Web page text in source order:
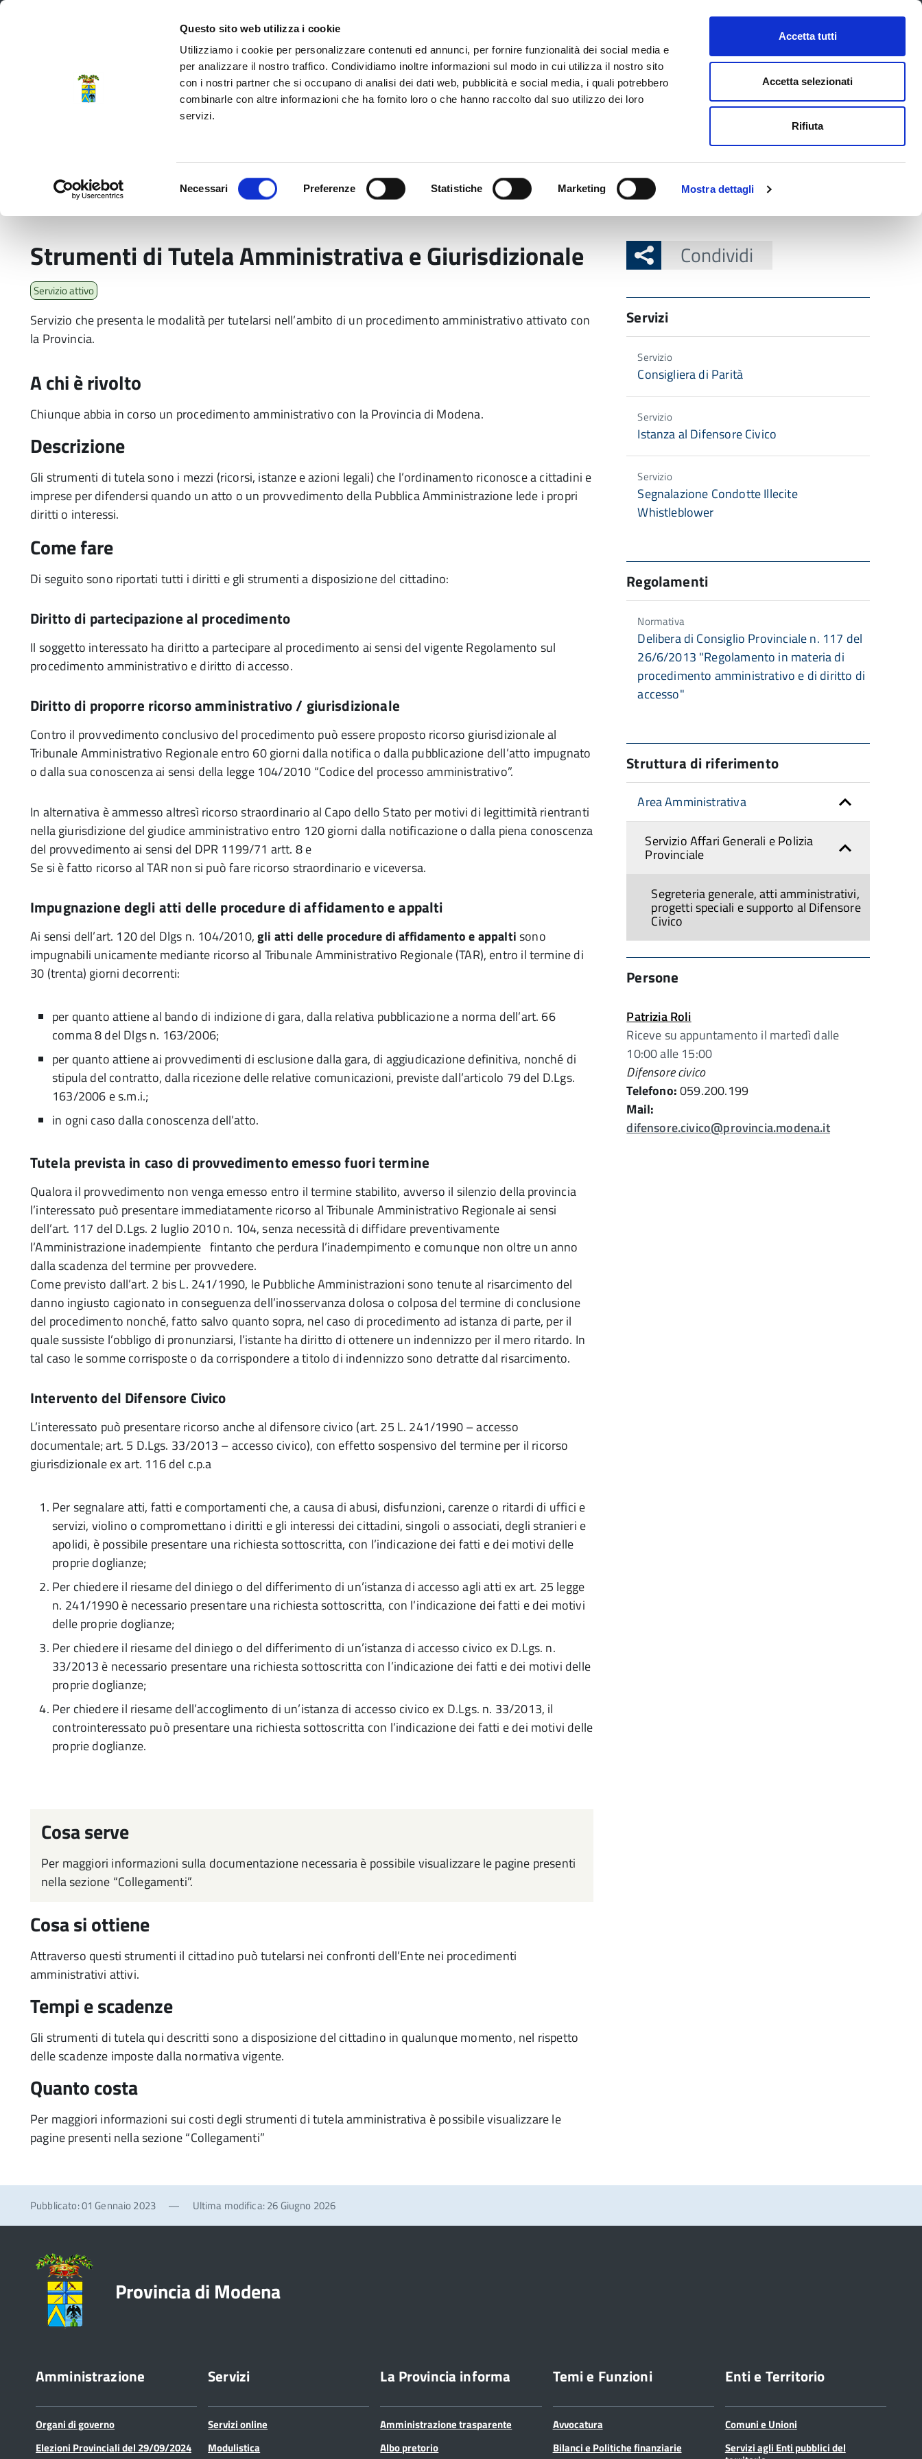
Questo sito web utilizza i cookie
Utilizziamo i cookie per personalizzare contenuti ed annunci, per fornire funzionalità dei social media e
per analizzare il nostro traffico. Condividiamo inoltre informazioni sul modo in cui utilizza il nostro sito
con i nostri partner che si occupano di analisi dei dati web, pubblicità e social media, i quali potrebbero
combinarle con altre informazioni che ha fornito loro o che hanno raccolto dal suo utilizzo dei loro
servizi.
Necessari Preferenze Statistiche Marketing Mostra dettagli
Accetta tutti
Accetta selezionati
Rifiuta
CONTATTI URP SERVIZI ONLINE
Provincia di Modena
Seguici su FacebookTwitterInstagram
LinkedIn
cerca nel sito
Strumenti di Tutela Amministrativa e Giurisdizionale
Servizio attivo
Servizio che presenta le modalità per tutelarsi nell’ambito di un procedimento amministrativo attivato con
la Provincia.
A chi è rivolto
Chiunque abbia in corso un procedimento amministrativo con la Provincia di Modena.
Descrizione
Gli strumenti di tutela sono i mezzi (ricorsi, istanze e azioni legali) che l’ordinamento riconosce a cittadini e
imprese per difendersi quando un atto o un provvedimento della Pubblica Amministrazione lede i propri
diritti o interessi.
Come fare
Di seguito sono riportati tutti i diritti e gli strumenti a disposizione del cittadino:
Diritto di partecipazione al procedimento
Il soggetto interessato ha diritto a partecipare al procedimento ai sensi del vigente Regolamento sul
procedimento amministrativo e diritto di accesso.
Diritto di proporre ricorso amministrativo / giurisdizionale
Contro il provvedimento conclusivo del procedimento può essere proposto ricorso giurisdizionale al
Tribunale Amministrativo Regionale entro 60 giorni dalla notifica o dalla pubblicazione dell’atto impugnato
o dalla sua conoscenza ai sensi della legge 104/2010 “Codice del processo amministrativo”.
In alternativa è ammesso altresì ricorso straordinario al Capo dello Stato per motivi di legittimità rientranti
nella giurisdizione del giudice amministrativo entro 120 giorni dalla notificazione o dalla piena conoscenza
del provvedimento ai sensi del DPR 1199/71 artt. 8 e
Se si è fatto ricorso al TAR non si può fare ricorso straordinario e viceversa.
Impugnazione degli atti delle procedure di affidamento e appalti
Ai sensi dell’art. 120 del Dlgs n. 104/2010,gli atti delle procedure di affidamento e appaltisono
impugnabili unicamente mediante ricorso al Tribunale Amministrativo Regionale (TAR), entro il termine di
30 (trenta) giorni decorrenti:
per quanto attiene al bando di indizione di gara, dalla relativa pubblicazione a norma dell’art. 66
comma 8 del Dlgs n. 163/2006;
per quanto attiene ai provvedimenti di esclusione dalla gara, di aggiudicazione definitiva, nonché di
stipula del contratto, dalla ricezione delle relative comunicazioni, previste dall’articolo 79 del D.Lgs.
163/2006 e s.m.i.;
in ogni caso dalla conoscenza dell’atto.
Tutela prevista in caso di provvedimento emesso fuori termine
Qualora il provvedimento non venga emesso entro il termine stabilito, avverso il silenzio della provincia
l’interessato può presentare immediatamente ricorso al Tribunale Amministrativo Regionale ai sensi
dell’art. 117 del D.Lgs. 2 luglio 2010 n. 104, senza necessità di diffidare preventivamente
l’Amministrazione inadempiente fintanto che perdura l’inadempimento e comunque non oltre un anno
dalla scadenza del termine per provvedere.
Come previsto dall’art. 2 bis L. 241/1990, le Pubbliche Amministrazioni sono tenute al risarcimento del
danno ingiusto cagionato in conseguenza dell’inosservanza dolosa o colposa del termine di conclusione
del procedimento nonché, fatto salvo quanto sopra, nel caso di procedimento ad istanza di parte, per il
quale sussiste l’obbligo di pronunziarsi, l’istante ha diritto di ottenere un indennizzo per il mero ritardo. In
tal caso le somme corrisposte o da corrispondere a titolo di indennizzo sono detratte dal risarcimento.
Intervento del Difensore Civico
L’interessato può presentare ricorso anche al difensore civico (art. 25 L. 241/1990 – accesso
documentale; art. 5 D.Lgs. 33/2013 – accesso civico), con effetto sospensivo del termine per il ricorso
giurisdizionale ex art. 116 del c.p.a
Per segnalare atti, fatti e comportamenti che, a causa di abusi, disfunzioni, carenze o ritardi di uffici e
servizi, violino o compromettano i diritti e gli interessi dei cittadini, singoli o associati, degli stranieri e
apolidi, è possibile presentare una richiesta sottoscritta, con l’indicazione dei fatti e dei motivi delle
proprie doglianze;
Per chiedere il riesame del diniego o del differimento di un’istanza di accesso agli atti ex art. 25 legge
n. 241/1990 è necessario presentare una richiesta sottoscritta, con l’indicazione dei fatti e dei motivi
delle proprie doglianze;
Per chiedere il riesame del diniego o del differimento di un’istanza di accesso civico ex D.Lgs. n.
33/2013 è necessario presentare una richiesta sottoscritta con l’indicazione dei fatti e dei motivi delle
proprie doglianze;
Per chiedere il riesame dell’accoglimento di un’istanza di accesso civico ex D.Lgs. n. 33/2013, il
controinteressato può presentare una richiesta sottoscritta con l’indicazione dei fatti e dei motivi delle
proprie doglianze.
Cosa serve
Per maggiori informazioni sulla documentazione necessaria è possibile visualizzare le pagine presenti
nella sezione “Collegamenti”.
Cosa si ottiene
Attraverso questi strumenti il cittadino può tutelarsi nei confronti dell’Ente nei procedimenti
amministrativi attivi.
Tempi e scadenze
Gli strumenti di tutela qui descritti sono a disposizione del cittadino in qualunque momento, nel rispetto
delle scadenze imposte dalla normativa vigente.
Quanto costa
Per maggiori informazioni sui costi degli strumenti di tutela amministrativa è possibile visualizzare le
pagine presenti nella sezione “Collegamenti”
Condividi
Servizi
Servizio
Consigliera di Parità
Servizio
Istanza al Difensore Civico
Servizio
Segnalazione Condotte Illecite
Whistleblower
Regolamenti
Normativa
Delibera di Consiglio Provinciale n. 117 del
26/6/2013 "Regolamento in materia di
procedimento amministrativo e di diritto di
accesso"
Struttura di riferimento
Area Amministrativa
Servizio Affari Generali e Polizia
Provinciale
Segreteria generale, atti amministrativi,
progetti speciali e supporto al Difensore
Civico
Persone
Patrizia Roli
Riceve su appuntamento il martedì dalle
10:00 alle 15:00
Difensore civico
Telefono:059.200.199
Mail:
difensore.civico@provincia.modena.it
Pubblicato: 01 Gennaio 2023 — Ultima modifica: 26 Giugno 2026
Provincia di Modena
Amministrazione
Organi di governo
Elezioni Provinciali del 29/09/2024
Servizi
Servizi online
Modulistica
La Provincia informa
Amministrazione trasparente
Albo pretorio
Temi e Funzioni
Avvocatura
Bilanci e Politiche finanziarie
Enti e Territorio
Comuni e Unioni
Servizi agli Enti pubblici del